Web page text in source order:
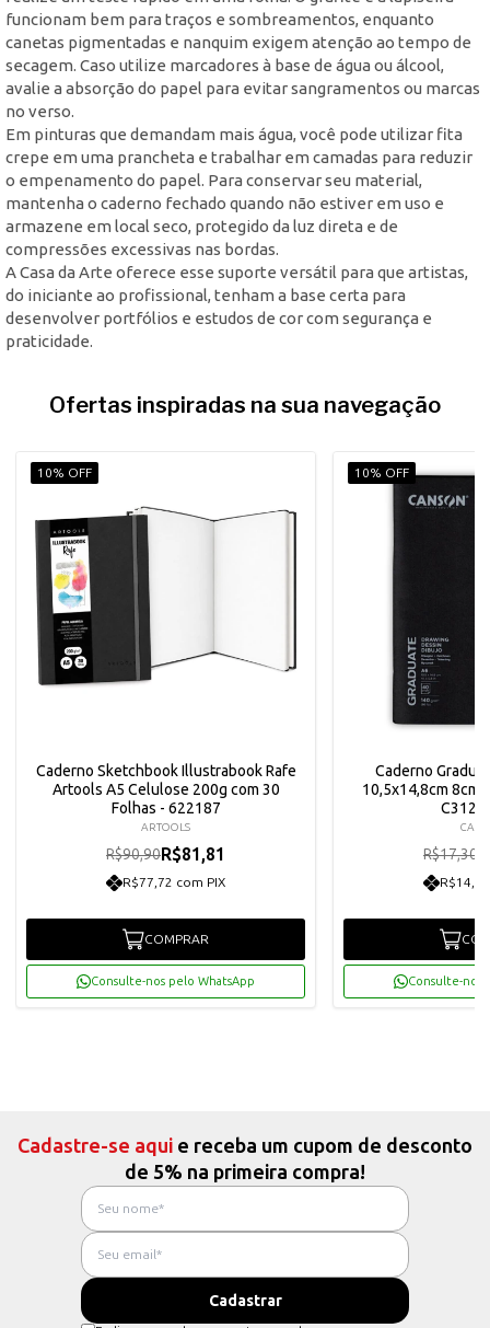
funcionam bem para traços e sombreamentos, enquanto
canetas pigmentadas e nanquim exigem atenção ao tempo de
secagem. Caso utilize marcadores à base de água ou álcool,
avalie a absorção do papel para evitar sangramentos ou marcas
no verso.
Em pinturas que demandam mais água, você pode utilizar fita
crepe em uma prancheta e trabalhar em camadas para reduzir
o empenamento do papel. Para conservar seu material,
mantenha o caderno fechado quando não estiver em uso e
armazene em local seco, protegido da luz direta e de
compressões excessivas nas bordas.
A Casa da Arte oferece esse suporte versátil para que artistas,
do iniciante ao profissional, tenham a base certa para
desenvolver portfólios e estudos de cor com segurança e
praticidade.
Ofertas inspiradas na sua navegação
10% OFF
Caderno Sketchbook Illustrabook Rafe
Artools A5 Celulose 200g com 30
Folhas - 622187
ARTOOLS
R$90,90R$81,81
R$77,72 com PIX
COMPRAR
Consulte-nos pelo WhatsApp
10% OFF
Caderno
10,5x14,8cm 8cm
R$17,30
Consulte-nos
Cadastre-se aqui e receba um cupom de desconto
de 5% na primeira compra!